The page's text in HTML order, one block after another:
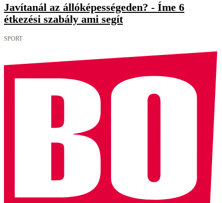
Javítanál az állóképességeden? - Íme 6
étkezési szabály ami segít
SPORT